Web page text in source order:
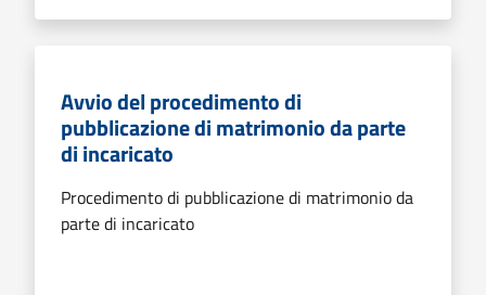
Avvio del procedimento di
pubblicazione di matrimonio da parte
di incaricato
Procedimento di pubblicazione di matrimonio da
parte di incaricato